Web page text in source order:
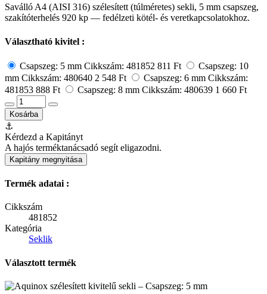
Saválló A4 (AISI 316) szélesített (túlméretes) sekli, 5 mm csapszeg,
szakítóterhelés 920 kp — fedélzeti kötél- és veretkapcsolatokhoz.
Választható kivitel :
Csapszeg: 5 mm Cikkszám: 481852 811 Ft
Csapszeg: 10
mm Cikkszám: 480640 2 548 Ft Csapszeg: 6 mm Cikkszám:
481853 888 Ft Csapszeg: 8 mm Cikkszám: 480639 1 660 Ft
Kosárba
⚓
Kérdezd a Kapitányt
A hajós terméktanácsadó segít eligazodni.
Kapitány megnyitása
Termék adatai :
Cikkszám
481852
Kategória
Seklik
Választott termék